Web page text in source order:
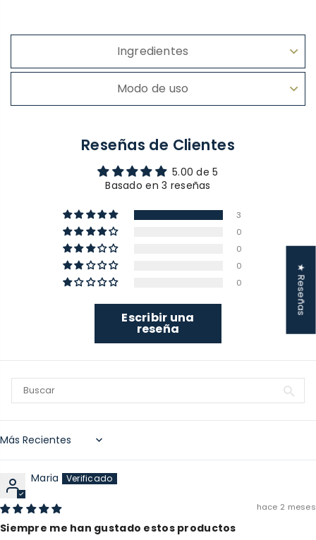
Ingredientes
Modo de uso
Reseñas de Clientes
5.00 de 5
Basado en 3 reseñas
3
0
0
0
0
Escribir una
reseña
Sort by
Maria
hace 2 meses
Siempre me han gustado estos productos
★ Reseñas